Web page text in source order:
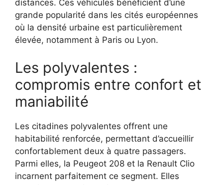
distances. Ces véhicules bénéficient d’une
grande popularité dans les cités européennes
où la densité urbaine est particulièrement
élevée, notamment à Paris ou Lyon.
Les polyvalentes :
compromis entre confort et
maniabilité
Les citadines polyvalentes offrent une
habitabilité renforcée, permettant d’accueillir
confortablement deux à quatre passagers.
Parmi elles, la Peugeot 208 et la Renault Clio
incarnent parfaitement ce segment. Elles